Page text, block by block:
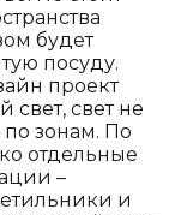
будет
посуду.
проект
свет, свет не
зонам. По
отдельные
–
и